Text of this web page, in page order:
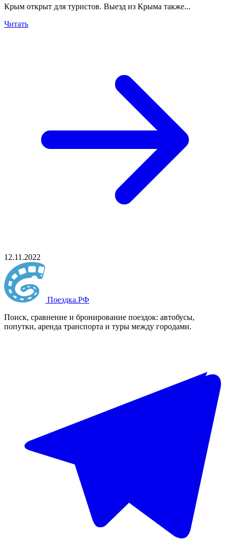
Крым открыт для туристов. Выезд из Крыма также...
Читать
12.11.2022
Поездка.РФ
Поиск, сравнение и бронирование поездок: автобусы,
попутки, аренда транспорта и туры между городами.